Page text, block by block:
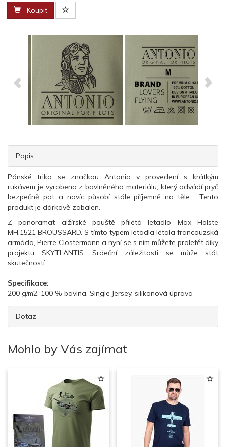
Koupit
Popis
Pánské triko se značkou Antonio v provedení s krátkým
rukávem je vyrobeno z bavlněného materiálu, který odvádí pryč
bezpečně pot a navíc působí stále příjemně na těle. Tento
produkt je dárkově zabalen.
Z panoramat alžírské pouště přilétá letadlo Max Holste
MH.1521 BROUSSARD. S tímto typem letadla létala francouzská
armáda, Pierre Clostermann a nyní se s ním můžete proletět díky
projektu SKYTLANTIS. Srdeční záležitosti se může stát
skutečností.
Specifikace:
200 g/m2, 100 % bavlna, Single Jersey, silikonová úprava
Dotaz
Mohlo by Vás zajímat